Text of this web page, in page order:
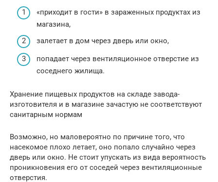
«приходит в гости» в зараженных продуктах из
магазина,
залетает в дом через дверь или окно,
попадает через вентиляционное отверстие из
соседнего жилища.
Хранение пищевых продуктов на складе завода-
изготовителя и в магазине зачастую не соответствуют
санитарным нормам
Возможно, но маловероятно по причине того, что
насекомое плохо летает, оно попало случайно через
дверь или окно. Не стоит упускать из вида вероятность
проникновения его от соседей через вентиляционные
отверстия.